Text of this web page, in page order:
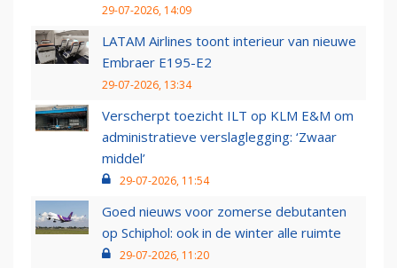
29-07-2026, 14:09
LATAM Airlines toont interieur van nieuwe
Embraer E195-E2
29-07-2026, 13:34
Verscherpt toezicht ILT op KLM E&M om
administratieve verslaglegging: ‘Zwaar
middel’
29-07-2026, 11:54
Goed nieuws voor zomerse debutanten
op Schiphol: ook in de winter alle ruimte
29-07-2026, 11:20